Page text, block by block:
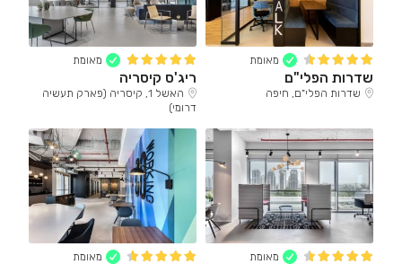
מאומת
שדרות הפלי"ם
שדרות הפלי"ם, חיפה
מאומת
ריג'ס קיסריה
האשל 1, קיסריה (פארק תעשיה
דרומי)
מאומת מאומת